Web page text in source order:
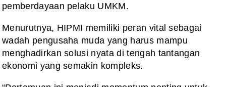
pemberdayaan pelaku UMKM.
Menurutnya, HIPMI memiliki peran vital sebagai
wadah pengusaha muda yang harus mampu
menghadirkan solusi nyata di tengah tantangan
ekonomi yang semakin kompleks.